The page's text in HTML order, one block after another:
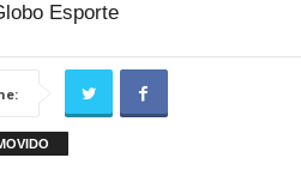
Esporte